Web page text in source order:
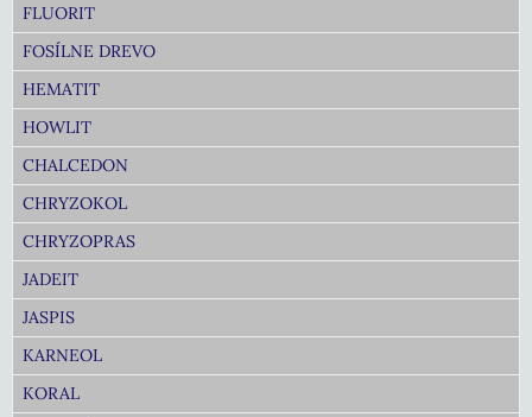
FLUORIT
FOSÍLNE DREVO
HEMATIT
HOWLIT
CHALCEDON
CHRYZOKOL
CHRYZOPRAS
JADEIT
JASPIS
KARNEOL
KORAL